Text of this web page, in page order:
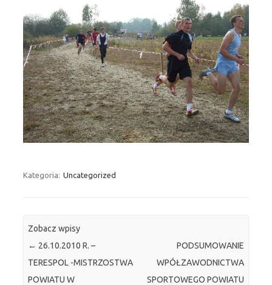
Kategoria: Uncategorized
Zobacz wpisy
← 26.10.2010 R. –
TERESPOL -MISTRZOSTWA
POWIATU W
PODSUMOWANIE
WPÓŁZAWODNICTWA
SPORTOWEGO POWIATU